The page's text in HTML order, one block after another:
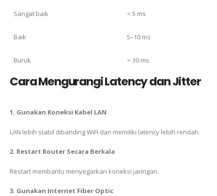
Sangat baik < 5 ms
Baik 5–10 ms
Buruk > 30 ms
Cara Mengurangi Latency dan Jitter
1. Gunakan Koneksi Kabel LAN
LAN lebih stabil dibanding WiFi dan memiliki latency lebih rendah.
2. Restart Router Secara Berkala
Restart membantu menyegarkan koneksi jaringan.
3. Gunakan Internet Fiber Optic